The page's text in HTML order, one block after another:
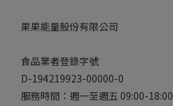
果果能量股份有限公司
食品業者登錄字號
D-194219923-00000-0
服務時間：週一至週五 09:00-18:00